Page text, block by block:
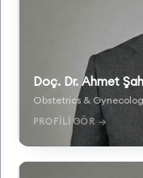
Doç. Dr. Ahmet
Obstetrics &
PROFILI GÖR →